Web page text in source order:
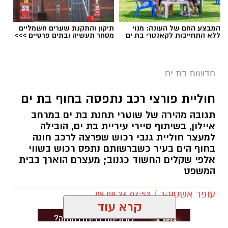
צילום: דוברות המשטרה
אגף התנועה של משטרת ישראל נערך לשינוי
משמעותי באופן האכיפה באמצעות מצלמות
המהירות. בימים הקרובים צפויים להיכנס לתוקף
ספי אכיפה מעודכנים במצלמות א־3 המוצבות
בדרכים ובצמתים ברחבי הארץ.
המהלך מגיע על רקע הקטל המתמשך בכבישים.
במשטרה מציינים כי בשנה האחרונה נהרגו מאות
המבצע החם של העונה: מנוי
ללא התחייבות לקאנטרי בת ים
תיקון והתקנת שערים חשמליים
מסחר תעשיה ובתים פרטיים >>>
חדשות בת ים
חוליית פורצי רכב נתפסה בחוף בת ים
תגובה מהירה של שוטרי תחנת בת ים במרחב
איילון, בשיתוף סיירי עיריית בת ים, הובילה
למעצר חוליית גנבי רכוש שפרצה לרכב חונה
בחוף הים בעיר כשברשותם נתפס רכוש בשווי
אלפי שקלים החשוד כגנוב; מעצרם הוארך בבית
המשפט
עופר אשטוקר / 07:53 09.08.26
קרא עוד